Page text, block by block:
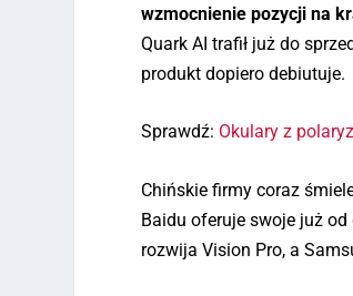
wzmocnienie pozycji na
Quark AI trafił już do
produkt dopiero debiutuje.
Sprawdź: Okulary z
Chińskie firmy coraz
Baidu oferuje swoje już
rozwija Vision Pro, a